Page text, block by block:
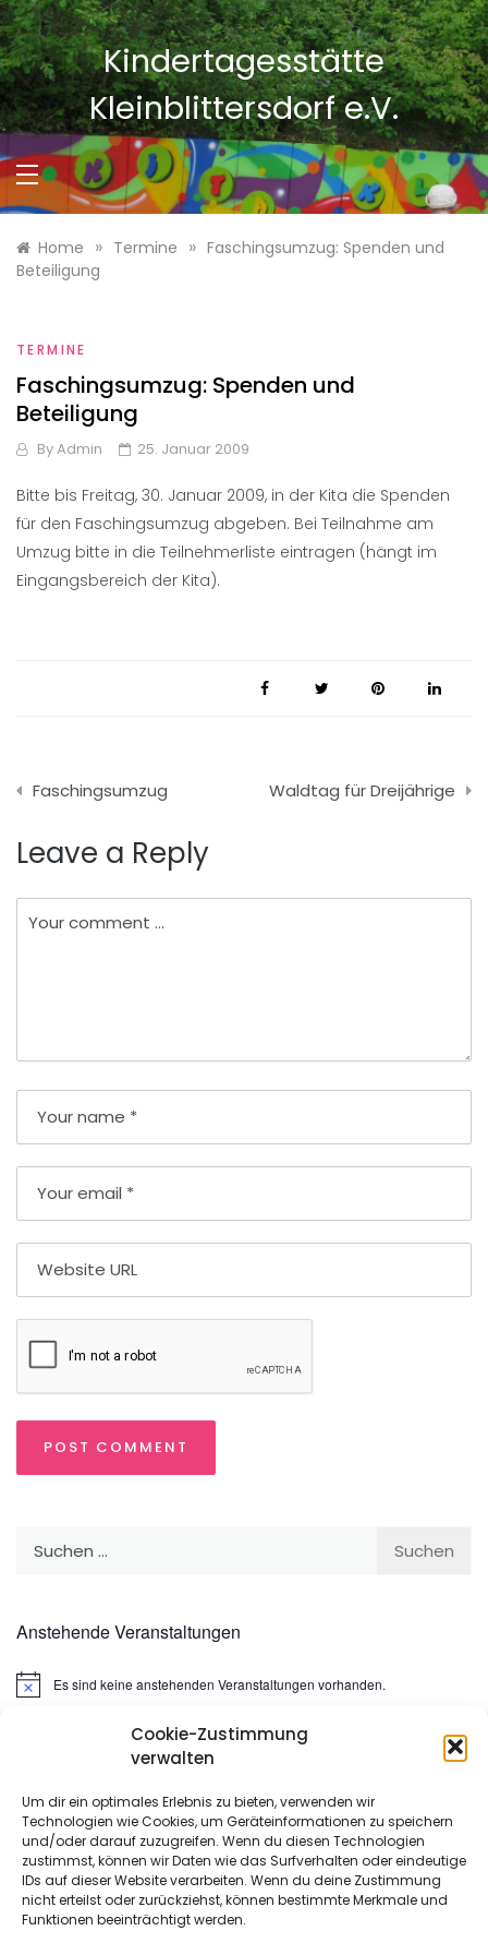
Cookie-Zustimmung
verwalten
Um dir ein optimales Erlebnis zu bieten, verwenden wir
Technologien wie Cookies, um Geräteinformationen zu speichern
und/oder darauf zuzugreifen. Wenn du diesen Technologien
zustimmst, können wir Daten wie das Surfverhalten oder eindeutige
IDs auf dieser Website verarbeiten. Wenn du deine Zustimmung
nicht erteilst oder zurückziehst, können bestimmte Merkmale und
Funktionen beeinträchtigt werden.
Skip
to
content
Kindertagesstätte
Kleinblittersdorf e.V.
Home » Termine » Faschingsumzug: Spenden und
Beteiligung
TERMINE
Faschingsumzug: Spenden und
Beteiligung
ByAdmin 25. Januar 2009
Bitte bis Freitag, 30. Januar 2009, in der Kita die Spenden
für den Faschingsumzug abgeben. Bei Teilnahme am
Umzug bitte in die Teilnehmerliste eintragen (hängt im
Eingangsbereich der Kita).
Beitragsnavigation
Faschingsumzug Waldtag für Dreijährige
Leave a Reply
Anstehende Veranstaltungen
HinweisEs sind keine anstehenden Veranstaltungen vorhanden.
META
Anmelden
Eintrags-Feed